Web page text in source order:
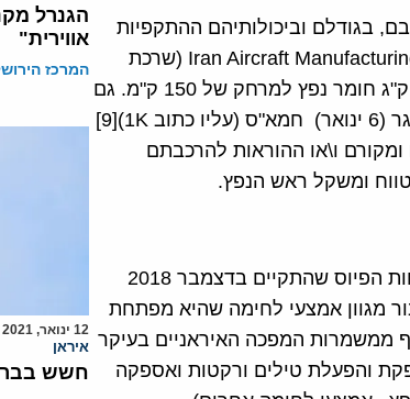
בגודלם וביכולותיהם ההתקפיות
לאבאביל-T האיראני המיוצר על ידי Iran Aircraft Manufacturing Industrial Company (HESA) (שרכת
צנאיע הואבימאסאזי איראן-הסא). ה-כטב"מ יכול לשאת בין 30 ל-40 ק"ג חומר נפץ למרחק של 150 ק"מ. גם
"קאצפ K2" בו השתמשו החות'ים בתקיפותיהם האחרונות ומל"ט ששגר (6 ינואר) חמא"ס (עליו כתוב 1K)[9]
ו\או ההוראות להרכבתם
המשבר המתמשך בתימן, שסופו אינו נראה באופק, למרות סבב שיחות הפיוס שהתקיים בדצמבר 2018
מגוון אמצעי לחימה שהיא מפתחת
ממשמרות המפכה האיראניים בעיקר
והפעלת טילים ורקטות ואספקה
הגנרל
אווירית"
המרכז
12 ינואר, 2021
איראן
חשש